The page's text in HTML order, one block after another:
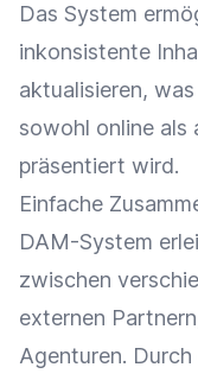
Das System
inkonsistente
aktualisieren,
sowohl online als
präsentiert wird.
Einfache
DAM-System
zwischen
externen
Agenturen.